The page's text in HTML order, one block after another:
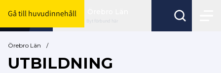
Gå till huvudinnehåll
Byt förbund här
Örebro Län /
UTBILDNING